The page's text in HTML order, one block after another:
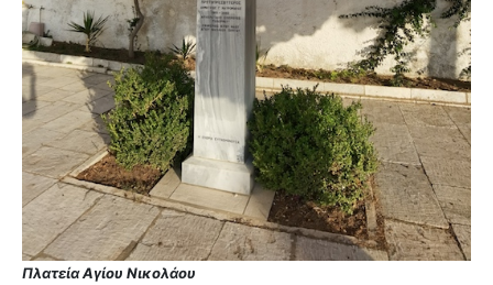
Πλατεία Αγίου Νικολάου